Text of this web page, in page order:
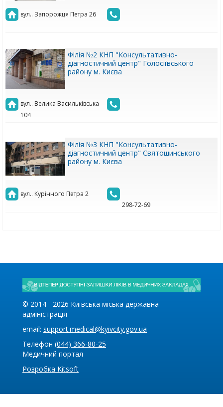
вул.. Запорожця Петра 26
Філія №2 КНП "Консультативно-
діагностичний центр" Голосіївського
району м. Києва
вул.. Велика Васильківська
104
Філія №3 КНП "Консультативно-
діагностичний центр" Святошинського
району м. Києва
вул.. Курінного Петра 2
298-72-69
© 2014 - 2026 Київська міська державна
адміністрація
email: support.medical@kyivcity.gov.ua
Телефон (044) 366-80-25
Медичний портал
Розробка Kitsoft